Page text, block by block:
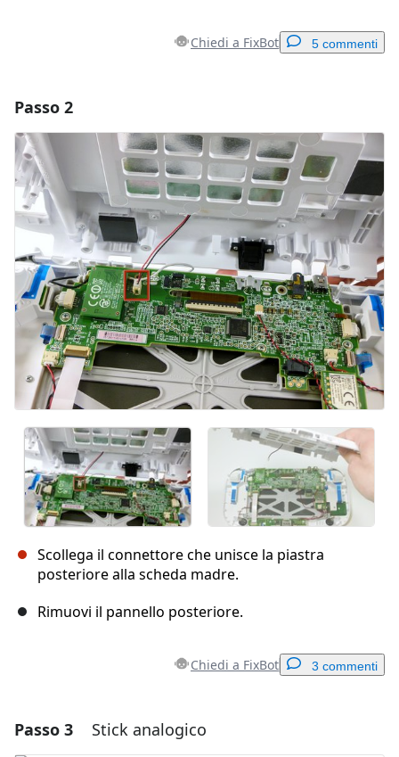
Chiedi a FixBot 5 commenti
Aggiungi Commento
Annulla Pubblica commento
Passo 2
Scollega il connettore che unisce la piastra
posteriore alla scheda madre.
Rimuovi il pannello posteriore.
Chiedi a FixBot 3 commenti
Aggiungi un commento
Passo 3 Stick analogico